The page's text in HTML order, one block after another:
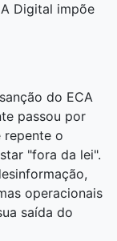
Digital impõe
do ECA
passou por
repente o
"fora da lei".
operacionais
saída do